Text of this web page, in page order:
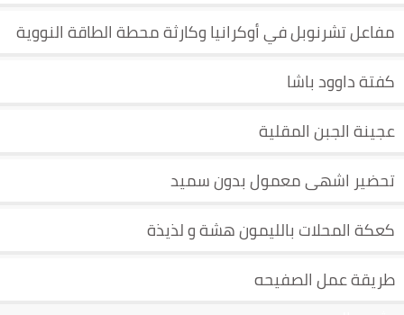
مفاعل تشرنوبل في أوكرانيا وكارثة محطة الطاقة النووية
كفتة داوود باشا
عجينة الجبن المقلية
تحضير اشهى معمول بدون سميد
كعكة المحلات بالليمون هشة و لذيذة
طريقة عمل الصفيحه